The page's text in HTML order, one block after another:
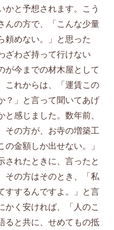
かと予想されます。こう
んの方で、「こんな少量
頼めない。」と思った
ざわざ持って行けない
が今までの材木屋として
これからは、「運賃この
？」と言って聞いてあげ
感じました。数年前、
その方が、お寺の増築工
金額しか出せない。」
されたときに、言ったと
その方はそのとき、「私
すするんですよ。」と言
かく安ければ、「人のこ
ると共に、せめてもの抵